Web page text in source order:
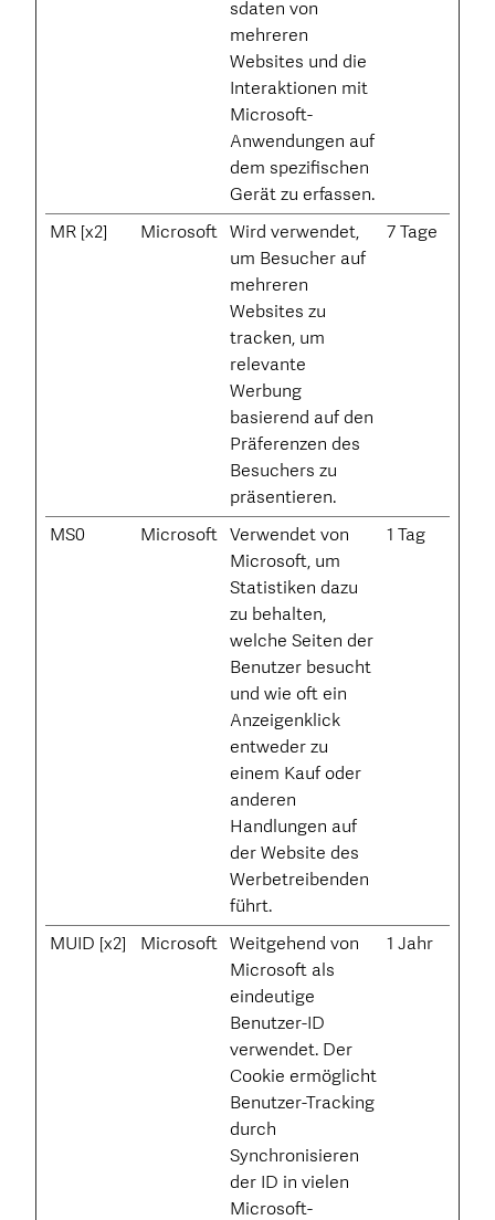
sdaten von
mehreren
Websites und die
Interaktionen mit
Microsoft-
Anwendungen auf
dem spezifischen
Gerät zu erfassen.
MR [x2] Microsoft Wird verwendet,
um Besucher auf
mehreren
Websites zu
tracken, um
relevante
Werbung
basierend auf den
Präferenzen des
Besuchers zu
präsentieren.
7 Tage
MS0 Microsoft Verwendet von
Microsoft, um
Statistiken dazu
zu behalten,
welche Seiten der
Benutzer besucht
und wie oft ein
Anzeigenklick
entweder zu
einem Kauf oder
anderen
Handlungen auf
der Website des
Werbetreibenden
führt.
1 Tag
MUID [x2] Microsoft Weitgehend von
Microsoft als
eindeutige
Benutzer-ID
verwendet. Der
Cookie ermöglicht
Benutzer-Tracking
durch
Synchronisieren
der ID in vielen
Microsoft-
1 Jahr